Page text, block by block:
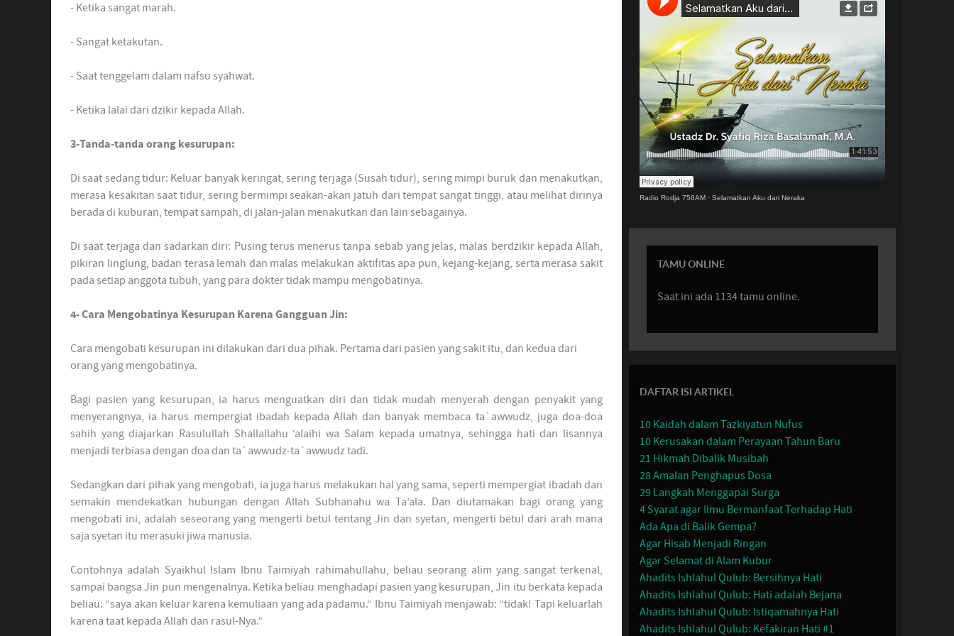
- Ketika sangat marah.
- Sangat ketakutan.
- Saat tenggelam dalam nafsu syahwat.
- Ketika lalai dari dzikir kepada Allah.
3-Tanda-tanda orang kesurupan:
Di saat sedang tidur: Keluar banyak keringat, sering terjaga (Susah tidur), sering mimpi buruk dan menakutkan,
merasa kesakitan saat tidur, sering bermimpi seakan-akan jatuh dari tempat sangat tinggi, atau melihat dirinya
berada di kuburan, tempat sampah, di jalan-jalan menakutkan dan lain sebagainya.
Di saat terjaga dan sadarkan diri: Pusing terus menerus tanpa sebab yang jelas, malas berdzikir kepada Allah,
pikiran linglung, badan terasa lemah dan malas melakukan aktifitas apa pun, kejang-kejang, serta merasa sakit
pada setiap anggota tubuh, yang para dokter tidak mampu mengobatinya.
4- Cara Mengobatinya Kesurupan Karena Gangguan Jin:
Cara mengobati kesurupan ini dilakukan dari dua pihak. Pertama dari pasien yang sakit itu, dan kedua dari
orang yang mengobatinya.
Bagi pasien yang kesurupan, ia harus menguatkan diri dan tidak mudah menyerah dengan penyakit yang
menyerangnya, ia harus mempergiat ibadah kepada Allah dan banyak membaca ta`awwudz, juga doa-doa
sahih yang diajarkan Rasulullah Shallallahu ‘alaihi wa Salam kepada umatnya, sehingga hati dan lisannya
menjadi terbiasa dengan doa dan ta`awwudz-ta`awwudz tadi.
Sedangkan dari pihak yang mengobati, ia juga harus melakukan hal yang sama, seperti mempergiat ibadah dan
semakin mendekatkan hubungan dengan Allah Subhanahu wa Ta’ala. Dan diutamakan bagi orang yang
mengobati ini, adalah seseorang yang mengerti betul tentang Jin dan syetan, mengerti betul dari arah mana
saja syetan itu merasuki jiwa manusia.
Contohnya adalah Syaikhul Islam Ibnu Taimiyah rahimahullahu, beliau seorang alim yang sangat terkenal,
sampai bangsa Jin pun mengenalnya. Ketika beliau menghadapi pasien yang kesurupan, Jin itu berkata kepada
beliau: “saya akan keluar karena kemuliaan yang ada padamu.” Ibnu Taimiyah menjawab: “tidak! Tapi keluarlah
karena taat kepada Allah dan rasul-Nya.”
Radio Rodja 756AM · Selamatkan Aku dari Neraka
TAMU ONLINE
Saat ini ada 1134 tamu online.
DAFTAR ISI ARTIKEL
10 Kaidah dalam Tazkiyatun Nufus
10 Kerusakan dalam Perayaan Tahun Baru
21 Hikmah Dibalik Musibah
28 Amalan Penghapus Dosa
29 Langkah Menggapai Surga
4 Syarat agar Ilmu Bermanfaat Terhadap Hati
Ada Apa di Balik Gempa?
Agar Hisab Menjadi Ringan
Agar Selamat di Alam Kubur
Ahadits Ishlahul Qulub: Bersihnya Hati
Ahadits Ishlahul Qulub: Hati adalah Bejana
Ahadits Ishlahul Qulub: Istiqamahnya Hati
Ahadits Ishlahul Qulub: Kefakiran Hati #1